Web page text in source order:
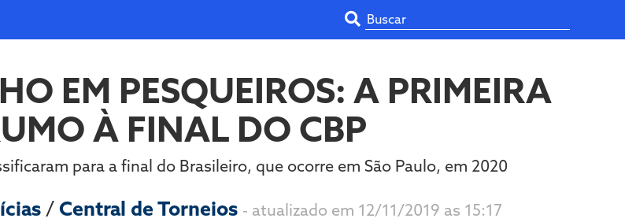
EM PESQUEIROS: A PRIMEIRA
À FINAL DO CBP
para a final do Brasileiro, que ocorre em São Paulo, em 2020
/Central de Torneios - atualizado em 12/11/2019 as 15:17